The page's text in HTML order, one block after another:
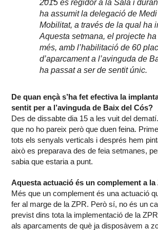
2015 és regidor a la Sala i
ha assumit la delegació de
Mobilitat, a través de la qual ha
Aquesta setmana, el projecte
més, amb l’habilitació de 60
d’aparcament a l’avinguda de
ha passat a ser de sentit únic.
De quan ençà s’ha fet efectiva la
sentit per a l’avinguda de Baix del Cós?
Des de dissabte dia 15 a les vuit del
que no ho pareix però que duen feina.
tots els senyals verticals i després hem
això es preparava des de feia setmanes,
sabia que estaria a punt.
Aquesta actuació és un complement a
Més que un complement és una actuació
fer al marge de la ZPR. Però sí, no és un
previst dins tota la implementació de la
als aparcaments de què ja disposàvem a